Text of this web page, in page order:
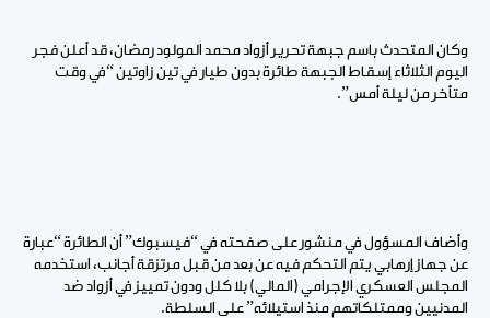
وكان المتحدث باسم جبهة تحرير أزواد محمد المولود رمضان، قد أعلن فجر
اليوم الثلاثاء إسقاط الجبهة طائرة بدون طيار في تين زاوتين “في وقت
متأخر من ليلة أمس”.
وأضاف المسؤول في منشور على صفحته في “فيسبوك” أن الطائرة “عبارة
عن جهاز إرهابي يتم التحكم فيه عن بعد من قبل مرتزقة أجانب، استخدمه
المجلس العسكري الإجرامي (المالي) بلا كلل ودون تمييز في أزواد ضد
المدنيين وممتلكاتهم منذ استيلائه” على السلطة.